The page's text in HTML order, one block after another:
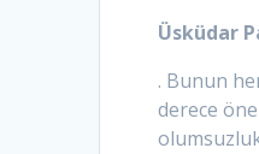
Üsküdar
. Bunun
derece